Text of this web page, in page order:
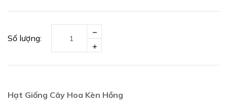
Số lượng:
Hạt Giống Cây Hoa Kèn Hồng